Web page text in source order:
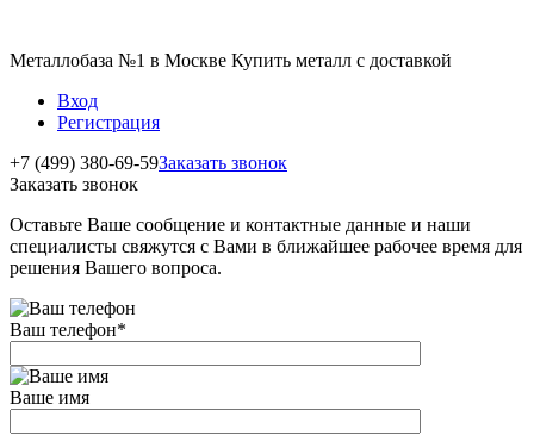
Металлобаза №1 в Москве Купить металл с доставкой
Вход
Регистрация
+7 (499) 380-69-59Заказать звонок
Заказать звонок
Оставьте Ваше сообщение и контактные данные и наши
специалисты свяжутся с Вами в ближайшее рабочее время для
решения Вашего вопроса.
Ваш телефон*
Ваше имя